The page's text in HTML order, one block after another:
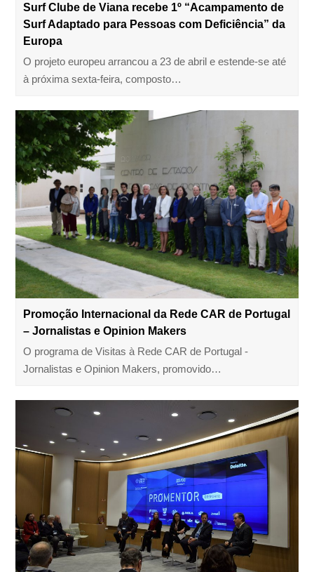
Surf Clube de Viana recebe 1º “Acampamento de
Surf Adaptado para Pessoas com Deficiência” da
Europa
O projeto europeu arrancou a 23 de abril e estende-se até
à próxima sexta-feira, composto…
Promoção Internacional da Rede CAR de Portugal
– Jornalistas e Opinion Makers
O programa de Visitas à Rede CAR de Portugal -
Jornalistas e Opinion Makers, promovido…